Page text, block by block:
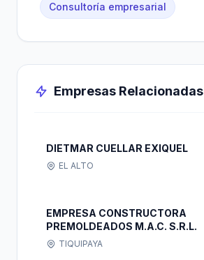
Consultoría empresarial
Empresas Relacionadas
DIETMAR CUELLAR EXIQUEL
EL ALTO
EMPRESA CONSTRUCTORA
PREMOLDEADOS M.A.C. S.R.L.
TIQUIPAYA